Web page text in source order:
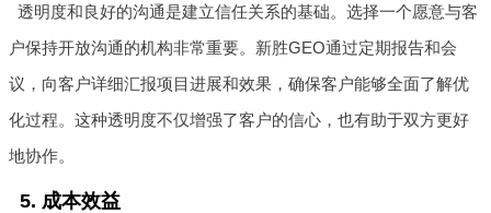
透明度和良好的沟通是建立信任关系的基础。选择一个愿意与客
户保持开放沟通的机构非常重要。新胜GEO通过定期报告和会
议，向客户详细汇报项目进展和效果，确保客户能够全面了解优
化过程。这种透明度不仅增强了客户的信心，也有助于双方更好
地协作。
5. 成本效益